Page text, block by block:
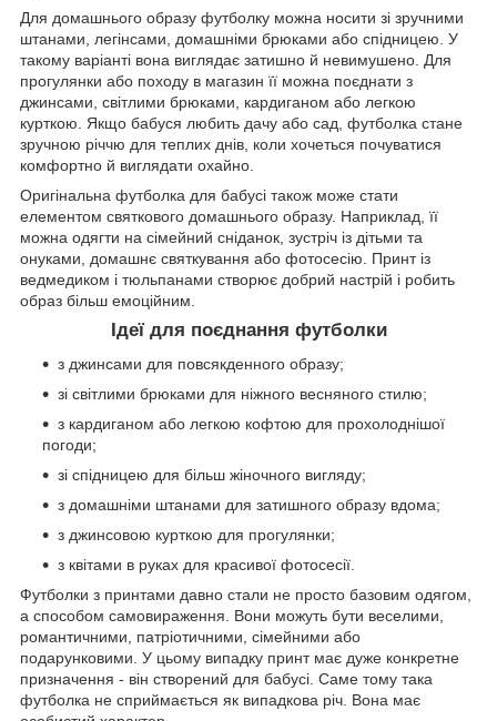
Для домашнього образу футболку можна носити зі зручними
штанами, легінсами, домашніми брюками або спідницею. У
такому варіанті вона виглядає затишно й невимушено. Для
прогулянки або походу в магазин її можна поєднати з
джинсами, світлими брюками, кардиганом або легкою
курткою. Якщо бабуся любить дачу або сад, футболка стане
зручною річчю для теплих днів, коли хочеться почуватися
комфортно й виглядати охайно.
Оригінальна футболка для бабусі також може стати
елементом святкового домашнього образу. Наприклад, її
можна одягти на сімейний сніданок, зустріч із дітьми та
онуками, домашнє святкування або фотосесію. Принт із
ведмедиком і тюльпанами створює добрий настрій і робить
образ більш емоційним.
Ідеї для поєднання футболки
з джинсами для повсякденного образу;
зі світлими брюками для ніжного весняного стилю;
з кардиганом або легкою кофтою для прохолоднішої
погоди;
зі спідницею для більш жіночного вигляду;
з домашніми штанами для затишного образу вдома;
з джинсовою курткою для прогулянки;
з квітами в руках для красивої фотосесії.
Футболки з принтами давно стали не просто базовим одягом,
а способом самовираження. Вони можуть бути веселими,
романтичними, патріотичними, сімейними або
подарунковими. У цьому випадку принт має дуже конкретне
призначення - він створений для бабусі. Саме тому така
футболка не сприймається як випадкова річ. Вона має